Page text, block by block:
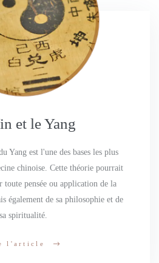
et le Yang
Yang est l'une des bases les plus
chinoise. Cette théorie pourrait
toute pensée ou application de la
également de sa philosophie et de
sa spiritualité.
l'article